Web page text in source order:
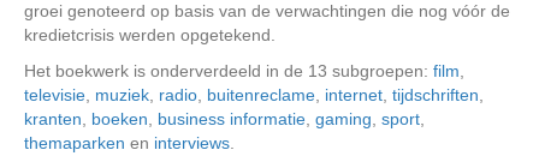
groei genoteerd op basis van de verwachtingen die nog vóór de
kredietcrisis werden opgetekend.
Het boekwerk is onderverdeeld in de 13 subgroepen: film
televisie muziek radio buitenreclame internet tijdschriften
kranten
boeken business informatie gaming sport
themaparken en interviews